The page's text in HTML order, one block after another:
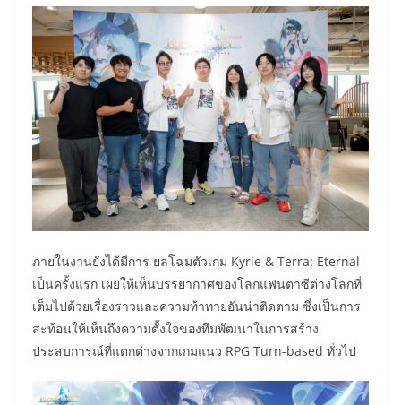
ภายในงานยังได้มีการ ยลโฉมตัวเกม Kyrie & Terra: Eternal
เป็นครั้งแรก เผยให้เห็นบรรยากาศของโลกแฟนตาซีต่างโลกที่
เต็มไปด้วยเรื่องราวและความท้าทายอันน่าติดตาม ซึ่งเป็นการ
สะท้อนให้เห็นถึงความตั้งใจของทีมพัฒนาในการสร้าง
ประสบการณ์ที่แตกต่างจากเกมแนว RPG Turn-based ทั่วไป